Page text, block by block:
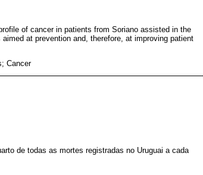
of cancer in patients from Soriano assisted in the
at prevention and, therefore, at improving patient
Cancer
de todas as mortes registradas no Uruguai a cada